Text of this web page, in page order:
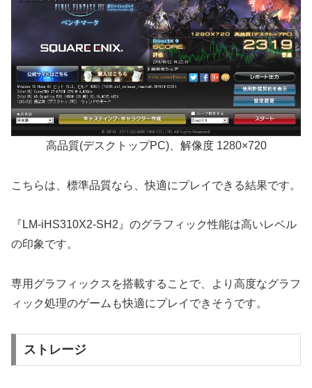
高品質(デスクトップPC)、解像度 1280×720
こちらは、標準品質なら、快適にプレイできる結果です。
『LM-iHS310X2-SH2』のグラフィック性能は高いレベル
の印象です。
専用グラフィックスを搭載することで、より高度なグラフ
ィック処理のゲームも快適にプレイできそうです。
ストレージ